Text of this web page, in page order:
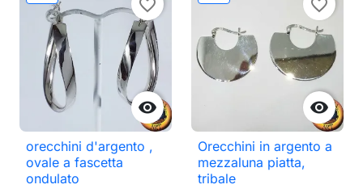

favorite_border
orecchini d'argento ,
ovale a fascetta
ondulato

favorite_border
Orecchini in argento a
mezzaluna piatta,
tribale